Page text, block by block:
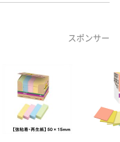
スポンサー